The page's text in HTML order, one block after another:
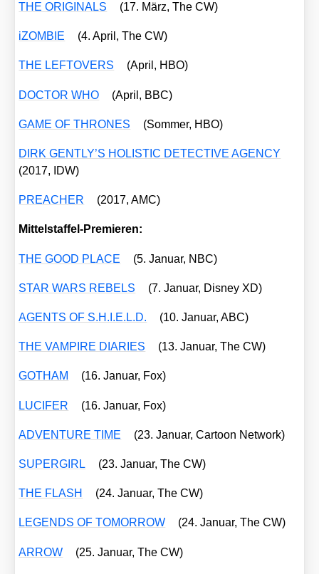
THE ORIGINALS (17. März, The CW)
iZOM­BIE (4. April, The CW)
THE LEFTOVERS (April, HBO)
DOCTOR WHO (April, BBC)
GAME OF THRONES (Som­mer, HBO)
DIRK GENTLY’S HOLISTIC DETECTIVE AGENCY
(2017, IDW)
PREACHER (2017, AMC)
Mit­tel­staf­fel-Pre­mie­ren:
THE GOOD PLACE (5. Janu­ar, NBC)
STAR WARS REBELS (7. Janu­ar, Dis­ney XD)
AGENTS OF S.H.I.E.L.D. (10. Janu­ar, ABC)
THE VAMPIRE DIARIES (13. Janu­ar, The CW)
GOTHAM (16. Janu­ar, Fox)
LUCIFER (16. Janu­ar, Fox)
ADVENTURE TIME (23. Janu­ar, Car­toon Net­work)
SUPERGIRL (23. Janu­ar, The CW)
THE FLASH (24. Janu­ar, The CW)
LEGENDS OF TOMORROW (24. Janu­ar, The CW)
ARROW (25. Janu­ar, The CW)